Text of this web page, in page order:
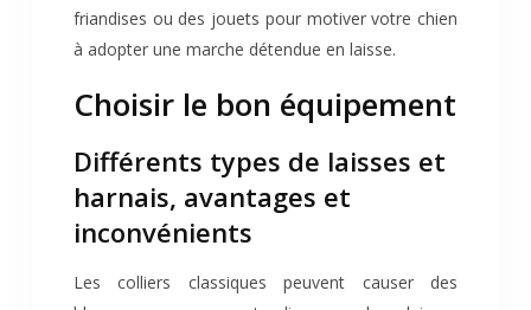
friandises ou des jouets pour motiver votre chien
à adopter une marche détendue en laisse.
Choisir le bon équipement
Différents types de laisses et
harnais, avantages et
inconvénients
Les colliers classiques peuvent causer des